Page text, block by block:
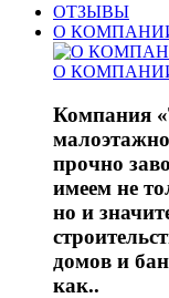
ОТЗЫВЫ
О
О
Компания
прочно
имеем не
но и
домов и
как..